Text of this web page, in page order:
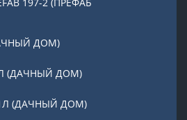
ДОМ)
(ДАЧНЫЙ ДОМ)
(ДАЧНЫЙ ДОМ)